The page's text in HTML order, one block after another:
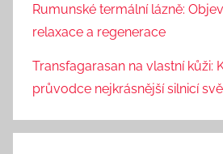
Rumunské termální lázně:
relaxace a regenerace
Transfagarasan na vlastní kůži:
průvodce nejkrásnější silnicí